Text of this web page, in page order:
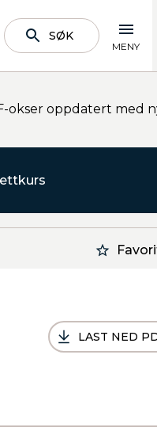
SØK
MENY
okser oppdatert med
LAST NED